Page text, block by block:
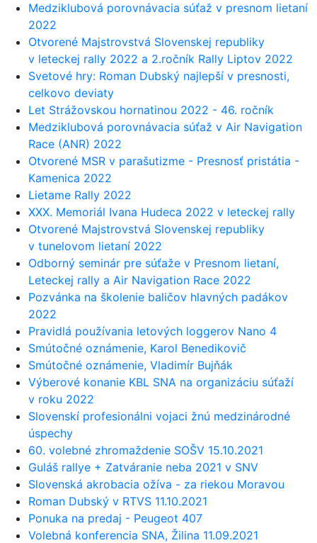
Medziklubová porovnávacia súťaž v presnom lietaní
2022
Otvorené Majstrovstvá Slovenskej republiky
v leteckej rally 2022 a 2.ročník Rally Liptov 2022
Svetové hry: Roman Dubský najlepší v presnosti,
celkovo deviaty
Let Strážovskou hornatinou 2022 - 46. ročník
Medziklubová porovnávacia súťaž v Air Navigation
Race (ANR) 2022
Otvorené MSR v parašutizme - Presnosť pristátia -
Kamenica 2022
Lietame Rally 2022
XXX. Memoriál Ivana Hudeca 2022 v leteckej rally
Otvorené Majstrovstvá Slovenskej republiky
v tunelovom lietaní 2022
Odborný seminár pre súťaže v Presnom lietaní,
Leteckej rally a Air Navigation Race 2022
Pozvánka na školenie baličov hlavných padákov
2022
Pravidlá používania letových loggerov Nano 4
Smútočné oznámenie, Karol Benedikovič
Smútočné oznámenie, Vladimír Bujňák
Výberové konanie KBL SNA na organizáciu súťaží
v roku 2022
Slovenskí profesionálni vojaci žnú medzinárodné
úspechy
60. volebné zhromaždenie SOŠV 15.10.2021
Guláš rallye + Zatváranie neba 2021 v SNV
Slovenská akrobacia ožíva - za riekou Moravou
Roman Dubský v RTVS 11.10.2021
Ponuka na predaj - Peugeot 407
Volebná konferencia SNA, Žilina 11.09.2021